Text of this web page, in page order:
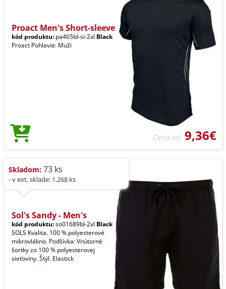
Proact Men's Short-sleeve
kód produktu: pa465bl-si-2xl Black
Proact Pohlavie: Muži
Cena od 9,36€
Skladom: 73 ks
- v ext. sklade: 1.268 ks
Sol's Sandy - Men's
kód produktu:so01689bl-2xl Black
SOLS Kvalita. 100 % polyesterové
mikrovlákno. Podšívka: Vnútorné
šortky zo 100 % polyesterovej
sieťoviny. Štýl. Elastick